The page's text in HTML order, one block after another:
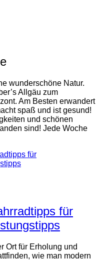
wunderschöne Natur.
Allgäu zum
Am Besten erwandert
spaß und ist gesund!
und schönen
sind! Jede Woche
für
Ort für Erholung und
wie man modern